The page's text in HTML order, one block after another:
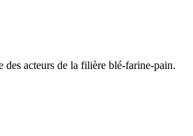
des acteurs de la filière blé-farine-pain.